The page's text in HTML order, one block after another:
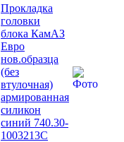
Прокладка
головки
блока КамАЗ
Евро
нов.образца
(без
втулочная)
армированная
силикон
синий 740.30-
1003213С